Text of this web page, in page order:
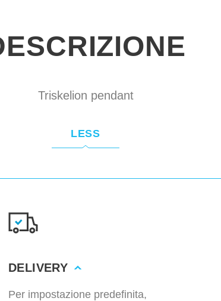
Triskelion pendant
LESS
DELIVERY
Per impostazione predefinita,